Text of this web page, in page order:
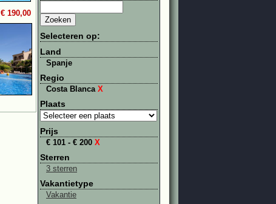
€ 190,00
Selecteren op:
Land
Spanje
Regio
Costa Blanca X
Plaats
Prijs
€ 101 - € 200 X
Sterren
3 sterren
Vakantietype
Vakantie